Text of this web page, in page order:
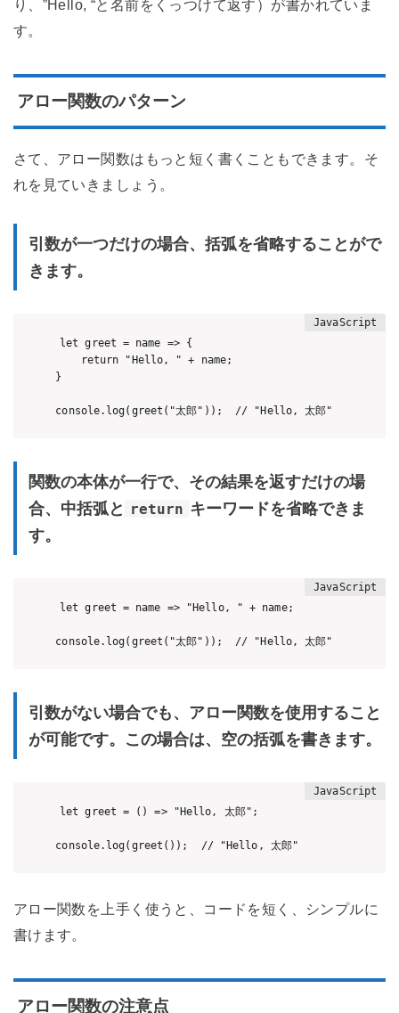
り、”Hello, “と名前をくっつけて返す）が書かれていま
す。
アロー関数のパターン
さて、アロー関数はもっと短く書くこともできます。そ
れを見ていきましょう。
引数が一つだけの場合、括弧を省略することがで
きます。
let greet = name => {
    return "Hello, " + name;
}
関数の本体が一行で、その結果を返すだけの場
合、中括弧と return キーワードを省略できま
す。
let greet = name => "Hello, " + name;
引数がない場合でも、アロー関数を使用すること
が可能です。この場合は、空の括弧を書きます。
let greet = () => "Hello, 太郎";
アロー関数を上手く使うと、コードを短く、シンプルに
書けます。
アロー関数の注意点